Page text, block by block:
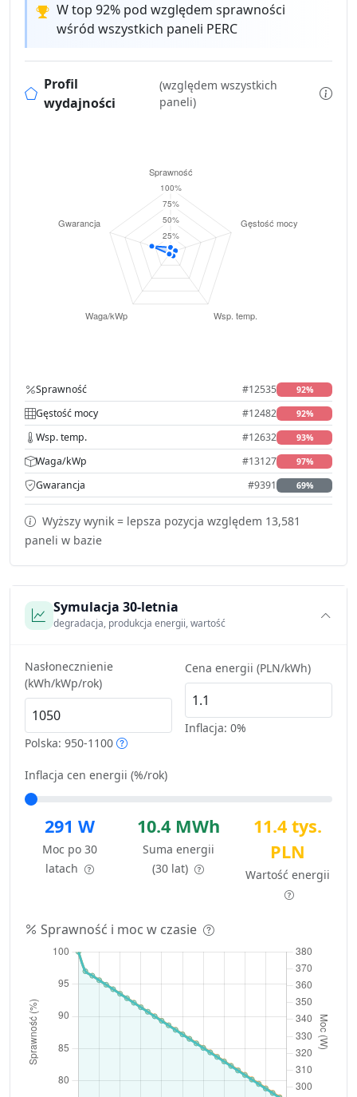
W top 92% pod względem sprawności
wśród wszystkich paneli PERC
Profil
wydajności
(względem wszystkich
paneli)
Sprawność #12535 92%
Gęstość mocy #12482 92%
Wsp. temp. #12632 93%
Waga/kWp #13127 97%
Gwarancja #9391 69%
Wyższy wynik = lepsza pozycja względem 13,581
paneli w bazie
Symulacja 30-letnia
degradacja, produkcja energii, wartość
Nasłonecznienie
(kWh/kWp/rok)
Polska: 950-1100
Cena energii (PLN/kWh)
Inflacja: 0%
Inflacja cen energii (%/rok)
291 W
Moc po 30
latach
10.4 MWh
Suma energii
(30 lat)
11.4 tys.
PLN
Wartość energii
Sprawność i moc w czasie